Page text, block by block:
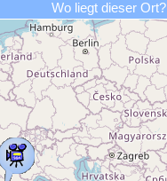
Wo liegt dieser Ort?